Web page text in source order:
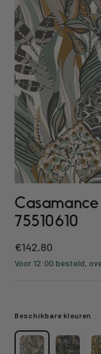
75510610
Kortings
prijs
€142,80
Voor 12:00 besteld,
Beschikbare kleuren